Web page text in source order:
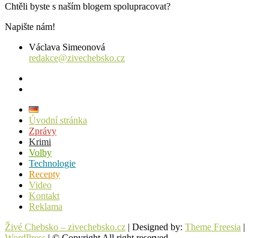
Chtěli byste s naším blogem spolupracovat?
Napište nám!
Václava Simeonová
redakce@zivechebsko.cz
Úvodní stránka
Zprávy
Krimi
Volby
Technologie
Recepty
Video
Kontakt
Reklama
Živé Chebsko – zivechebsko.cz | Designed by: Theme Freesia |